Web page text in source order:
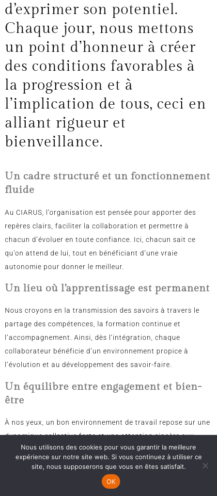
d’exprimer son potentiel.
Chaque jour, nous mettons
un point d’honneur à créer
des conditions favorables à
la progression et à
l’implication de tous, ceci en
alliant rigueur et
bienveillance.
Un cadre structuré et un fonctionnement
fluide
Au CIARUS, l’organisation est pensée pour apporter des
repères clairs, faciliter la collaboration et permettre à
chacun d’évoluer en toute confiance. Ici, chacun sait ce
qu’on attend de lui, tout en bénéficiant d’une vraie
autonomie pour donner le meilleur.
Un lieu où l’apprentissage est permanent
Nous croyons en la transmission des savoirs à travers le
partage des compétences, la formation continue et
l’accompagnement. Ainsi, dès l’intégration, chaque
collaborateur bénéficie d’un environnement propice à
l’évolution et au développement des savoir-faire.
Un équilibre entre engagement et bien-
être
À nos yeux, un bon environnement de travail repose sur une
dynamique collective forte et une attention sincère aux
personnes. C’est pourquoi nous veillons à ce que chacun
trouve sa place et évolue dans un climat de confiance et de
Nous utilisons des cookies pour vous garantir la meilleure
expérience sur notre site web. Si vous continuez à utiliser ce
site, nous supposerons que vous en êtes satisfait.
OK